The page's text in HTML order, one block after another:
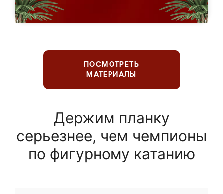
ПОСМОТРЕТЬ
МАТЕРИАЛЫ
Держим планку
серьезнее, чем чемпионы
по фигурному катанию